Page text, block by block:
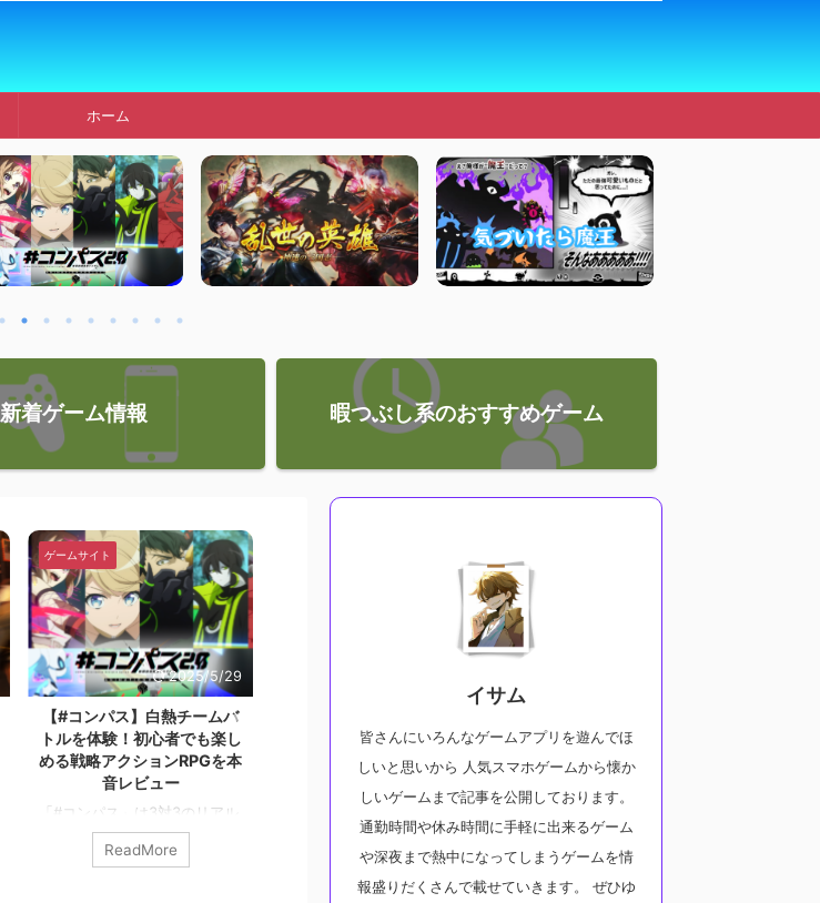
ホーム
新着ゲーム情報 暇つぶし系のおすすめゲーム
ゲームサイト
2025/5/29
【#コンパス】白熱チームバ
トルを体験！初心者でも楽し
める戦略アクションRPGを本
音レビュー
「#コンパス」は3対3のリアル
タイムバトルが熱い！操作が簡
単なのに奥深い、戦略アクショ
ReadMore
Northern War】TVアニメ
連動RPGを徹底レビュー｜軌
War】アニメ化された名作RPG
を本音レビュー！シリーズファ
ン必見の魅力とは？ イサム皆
ReadMore
片手にリアル冒険！モンスタ
ー討伐RPGを本音レビュー！
ドラクエウォークを実際にプレ
イして感じた面白さや気になる
する体験型RPGとは？ イサム
皆さんこんにちは。イサムと申
ReadMore
イサム
皆さんにいろんなゲームアプリを遊んでほ
しいと思いから 人気スマホゲームから懐か
しいゲームまで記事を公開しております。
通勤時間や休み時間に手軽に出来るゲーム
や深夜まで熱中になってしまうゲームを情
報盛りだくさんで載せていきます。 ぜひゆ